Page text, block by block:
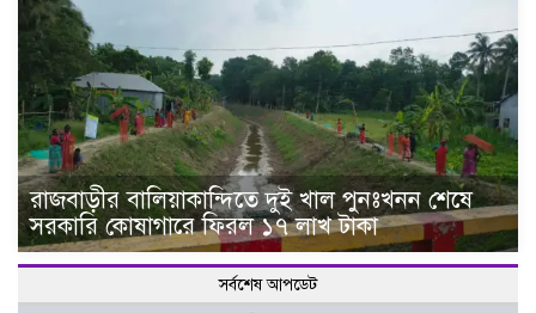
রাজবাড়ীর বালিয়াকান্দিতে দুই খাল পুনঃখনন শেষে
সরকারি কোষাগারে ফিরল ১৭ লাখ টাকা
সর্বশেষ আপডেট